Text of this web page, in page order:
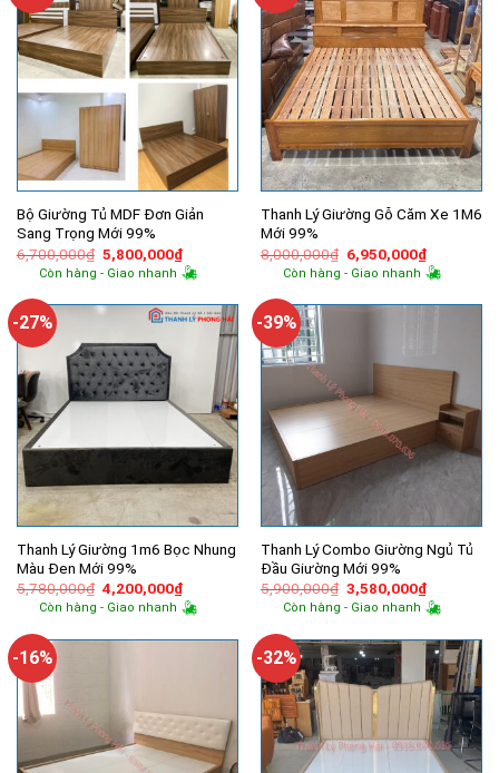
Bộ Giường Tủ MDF Đơn Giản
Sang Trọng Mới 99%
6,700,000₫ Giá
gốc
là:
5,800,000₫Giá
hiện
tại
5,800,000₫.
Còn hàng - Giao nhanh
Thanh Lý Giường Gỗ Căm Xe 1M6
Mới 99%
8,000,000₫ Giá
gốc
là:
6,950,000₫Giá
hiện
tại
Còn hàng - Giao nhanh
-27%
Thanh Lý Giường 1m6 Bọc Nhung
Màu Đen Mới 99%
5,780,000₫ Giá
gốc
là:
4,200,000₫Giá
hiện
tại
4,200,000₫.
Còn hàng - Giao nhanh
-39%
Thanh Lý Combo Giường Ngủ Tủ
Đầu Giường Mới 99%
5,900,000₫ Giá
gốc
là:
3,580,000₫Giá
hiện
tại
Còn hàng - Giao nhanh
-16% -32%